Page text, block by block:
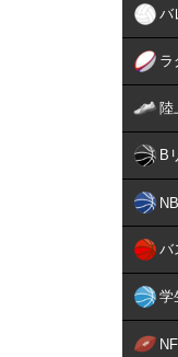
バ
ラ
陸
B
バ
学